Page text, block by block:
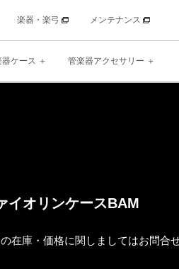
楽器・楽弓 メンテナンス
器ケース 管楽器アクセサリー
イオリンケースBAM
在庫・価格に関しましてはお問合せ